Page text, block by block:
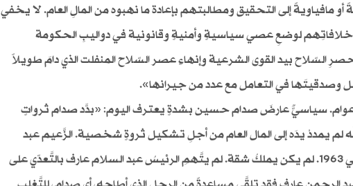
إلى التحقيق ومطالبتهم بإعادة ما نهبوه من المالِ العام. لا يخفي
لوضعِ عصي سياسيةٍ وأمنيةٍ وقانونية في دواليبِ الحكومة
بيد القوى الشرعية وإنهاءِ عصر السّلاح المنفلت الذي دامَ طويلاً
وصدقيتَها في التعامل مع عدد من جيرانها».
أعوام. سياسيٌّ عارضَ صدام حسين بشدةٍ يعترف اليوم: «بدَّد صدام ثرواتٍ
لم يمددْ يدَه إلى المال العام من أجلِ تشكيل ثروةٍ شخصية. الزَّعيم عبد
الكريم قاسم كانَ فقيراً لدى إعدامه على يدِ البعث الأول في 1963. لم يكن يملكُ شقة. لم يتَّهمِ الرئيسُ عبد السلام عارف بالتَّعدّي على